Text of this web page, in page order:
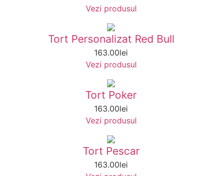
Vezi produsul
Tort Personalizat Red Bull
163.00lei
Vezi produsul
Tort Poker
163.00lei
Vezi produsul
Tort Pescar
163.00lei